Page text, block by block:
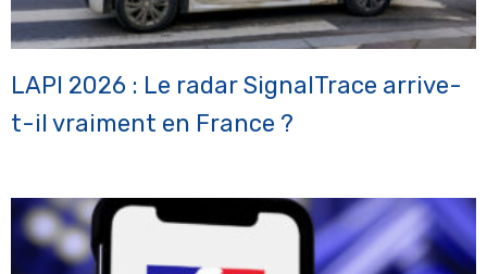
LAPI 2026 : Le radar SignalTrace arrive-
t-il vraiment en France ?